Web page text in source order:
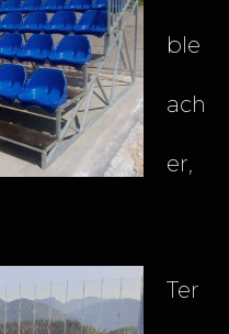
ble
ach
er,
Ter